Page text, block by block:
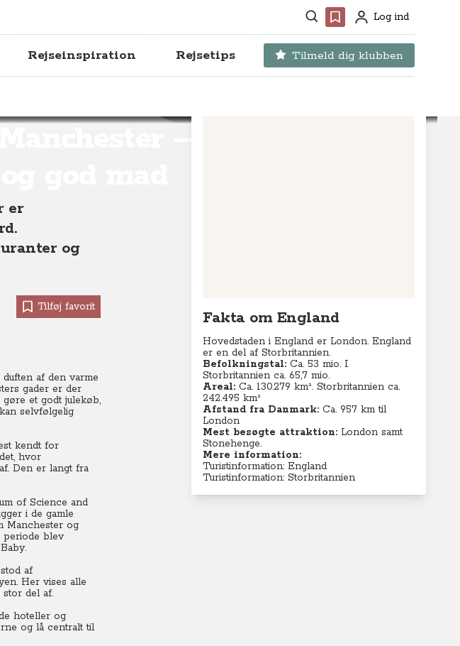
Søg Favoritter
ProfilLog ind
Rejseinspiration Rejsetips Tilmeld dig klubben
–
er
og
Tilføj favorit
af den varme
gader er der
et godt julekøb,
selvfølgelig
kendt for
hvor
Den er langt fra
of Science and
i de gamle
Manchester og
periode blev
af
Her vises alle
del af.
hoteller og
og lå centralt til
Fakta om England
Hovedstaden i England er London. England
er en del af Storbritannien.
Befolkningstal: Ca. 53 mio. I
Storbritannien ca. 65,7 mio.
Areal: Ca. 130.279km². Storbritannien ca.
242.495 km²
Afstand fra Danmark: Ca. 957 km til
London
Mest besøgte attraktion: London samt
Stonehenge.
Mere information:
Turistinformation: England
Turistinformation: Storbritannien